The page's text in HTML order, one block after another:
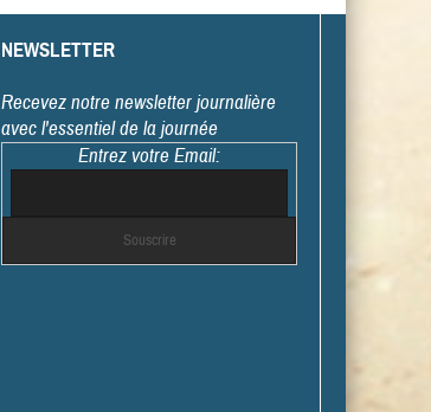
NEWSLETTER
Recevez notre newsletter journalière
avec l'essentiel de la journée
Entrez votre Email: